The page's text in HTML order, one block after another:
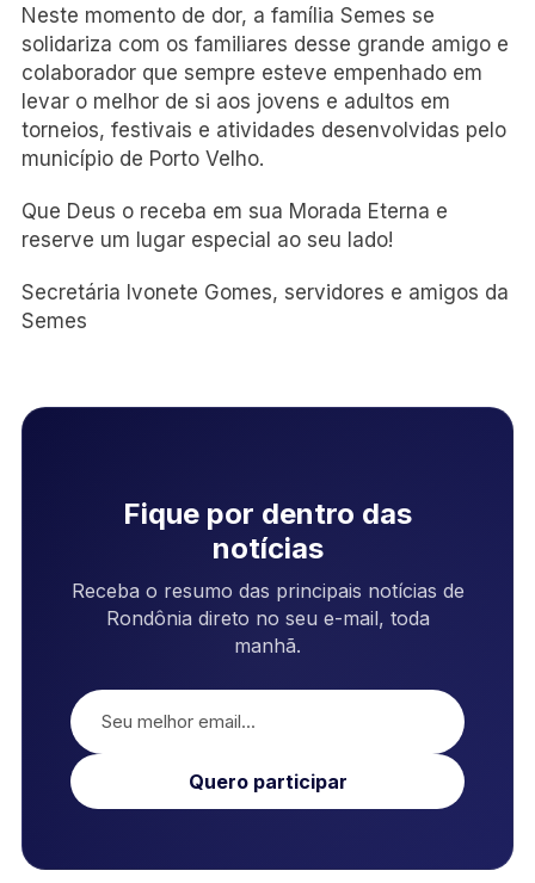
Neste momento de dor, a família Semes se
solidariza com os familiares desse grande amigo e
colaborador que sempre esteve empenhado em
levar o melhor de si aos jovens e adultos em
torneios, festivais e atividades desenvolvidas pelo
município de Porto Velho.
Que Deus o receba em sua Morada Eterna e
reserve um lugar especial ao seu lado!
Secretária Ivonete Gomes, servidores e amigos da
Semes
Fique por dentro das
notícias
Receba o resumo das principais notícias de
Rondônia direto no seu e-mail, toda
manhã.
Quero participar